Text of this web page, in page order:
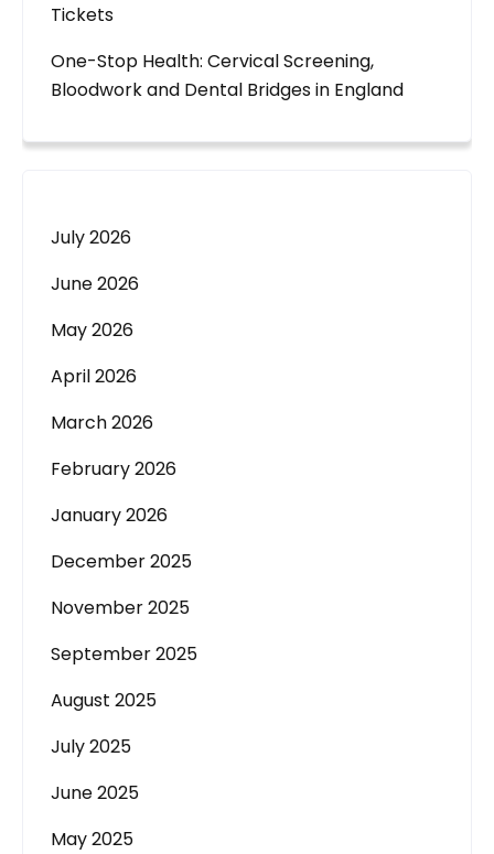
Tickets
One-Stop Health: Cervical Screening,
Bloodwork and Dental Bridges in England
July 2026
June 2026
May 2026
April 2026
March 2026
February 2026
January 2026
December 2025
November 2025
September 2025
August 2025
July 2025
June 2025
May 2025